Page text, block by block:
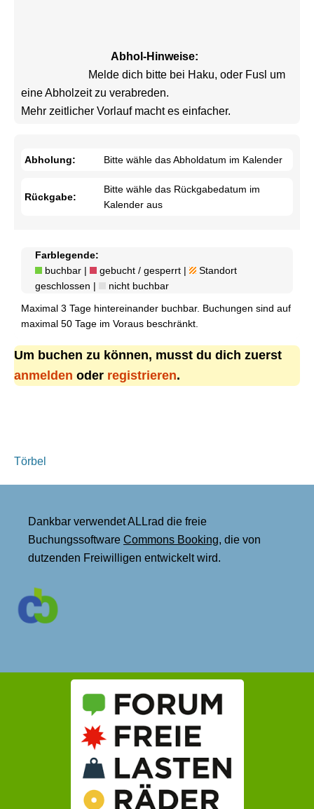
Abhol-Hinweise:
eine Abholzeit zu verabreden.
Abholung: Bitte wähle das Abholdatum im Kalender
Rückgabe:
Bitte wähle das Rückgabedatum im
Kalender aus
Farblegende:
buchbar |
gebucht / gesperrt |
Standort
geschlossen |
nicht buchbar
Maximal 3 Tage hintereinander buchbar. Buchungen sind auf
maximal 50 Tage im Voraus beschränkt.
Um buchen zu können, musst du dich zuerst
anmelden oder registrieren.
Beitragsnavigation
Törbel
Dankbar verwendet ALLrad die freie
Buchungssoftware Commons Booking, die von
dutzenden Freiwilligen entwickelt wird.